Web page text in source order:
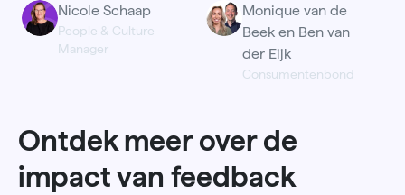
Ontdek meer over de
impact van feedback
Nicole Schaap
People & Culture
Manager
Monique van de
Beek en Ben van
der Eijk
Consumentenbond